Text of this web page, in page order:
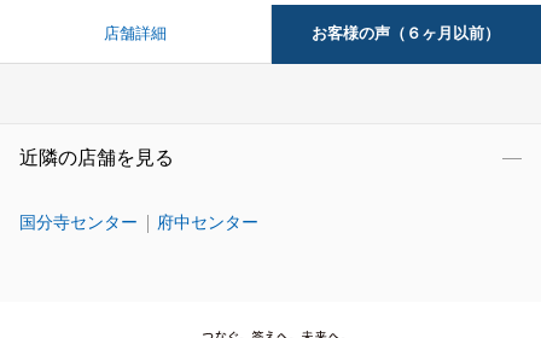
店舗詳細 お客様の声（６ヶ月以前）
近隣の店舗を見る
国分寺センター 府中センター